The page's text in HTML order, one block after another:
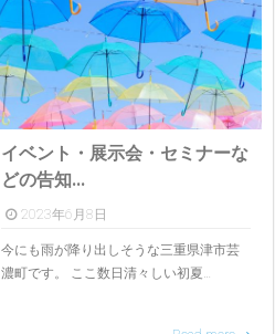
イベント・展示会・セミナーな
どの告知...
2023年6月8日
今にも雨が降り出しそうな三重県津市芸
濃町です。 ここ数日清々しい初夏…